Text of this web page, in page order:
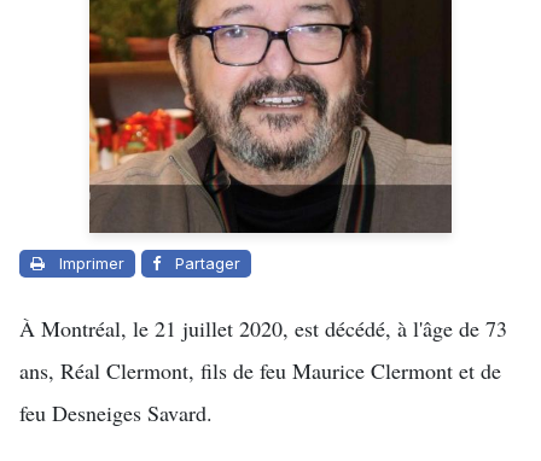
Imprimer Partager
À Montréal, le 21 juillet 2020, est décédé, à l'âge de 73
ans, Réal Clermont, fils de feu Maurice Clermont et de
feu Desneiges Savard.